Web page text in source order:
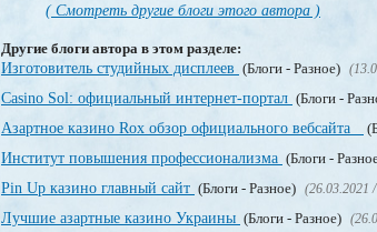
( Смотреть другие блоги этого автора )
Другие блоги автора в этом разделе:
Изготовитель студийных дисплеев (Блоги - Разное)
Casino Sol: официальный интернет-портал (Блоги -
Азартное казино Rox обзор официального вебсайта
Институт повышения профессионализма (Блоги -
Pin Up казино главный сайт (Блоги - Разное) (26.03.2021
Лучшие азартные казино Украины (Блоги - Разное)